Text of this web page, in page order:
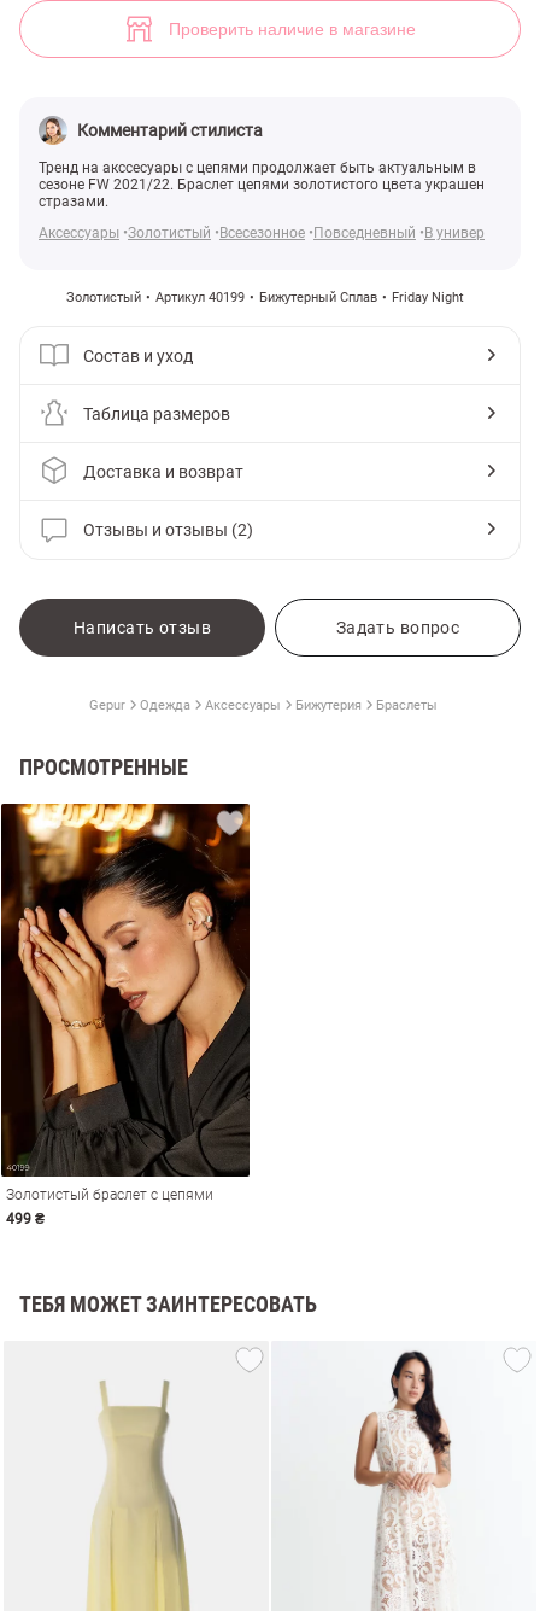
Проверить наличие в магазине
Комментарий стилиста
Тренд на акссесуары с цепями продолжает быть актуальным в
сезоне FW 2021/22. Браслет цепями золотистого цвета украшен
стразами.
Аксессуары Золотистый Всесезонное Повседневный В универ
Золотистый Артикул 40199 Бижутерный Сплав Friday Night
Состав и уход
Таблица размеров
Доставка и возврат
Отзывы и отзывы (2)
Написать отзыв Задать вопрос
Gepur Одежда Аксессуары Бижутерия Браслеты
ПРОСМОТРЕННЫЕ
Золотистый браслет с цепями
499 ₴
ТЕБЯ МОЖЕТ ЗАИНТЕРЕСОВАТЬ
Золотистый браслет с цепями (арт. 40199) ♡ интернет-магазин